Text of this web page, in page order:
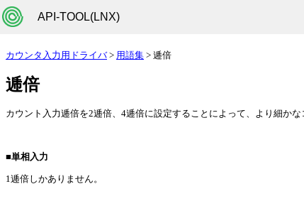
API-TOOL(LNX)
カウンタ入力用ドライバ> 用語集 > 逓倍
逓倍
カウント入力逓倍を2逓倍、4逓倍に設定することによって、より細かな
■単相入力
1逓倍しかありません。